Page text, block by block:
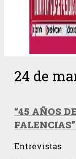
24 de
“45 AÑOS
FALENCIAS”
Entrevistas